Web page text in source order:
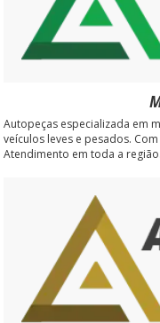
Autopeças especializada em
veículos leves e pesados.
Atendimento em toda a região.